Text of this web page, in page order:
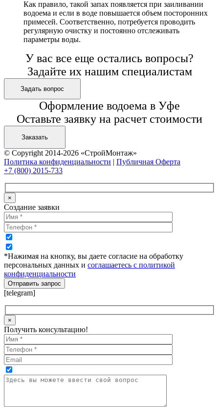
Как правило, такой запах появляется при заиливании
водоема и если в воде повышается объем посторонних
примесей. Соответственно, потребуется проводить
регулярную очистку и постоянно отслеживать
параметры воды.
У вас все еще остались вопросы?
Задайте их нашим специалистам
Задать вопрос
Оформление водоема в Уфе
Оставьте заявку на расчет стоимости
Заказать
© Copyright 2014-2026 «СтройМонтаж»
Политика конфиденциальности | Публичная Оферта
+7 (800) 2015-733
×
Создание заявки
*Нажимая на кнопку, вы даете согласие на обработку
персональных данных и соглашаетесь с политикой
конфиденциальности
[telegram]
×
Получить консультацию!